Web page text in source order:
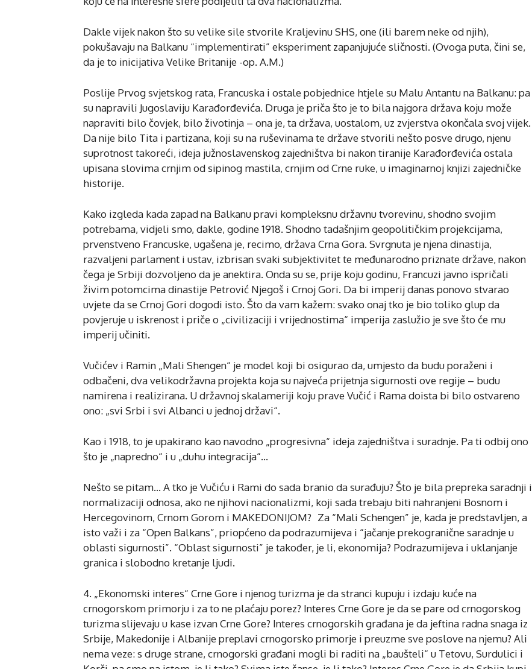
Dakle vijek nakon što su velike sile stvorile Kraljevinu SHS, one (ili barem neke od njih),
pokušavaju na Balkanu “implementirati” eksperiment zapanjujuće sličnosti. (Ovoga puta, čini se,
da je to inicijativa Velike Britanije -op. A.M.)
Poslije Prvog svjetskog rata, Francuska i ostale pobjednice htjele su Malu Antantu na Balkanu: pa
su napravili Jugoslaviju Karađorđevića. Druga je priča što je to bila najgora država koju može
napraviti bilo čovjek, bilo životinja – ona je, ta država, uostalom, uz zvjerstva okončala svoj vijek.
Da nije bilo Tita i partizana, koji su na ruševinama te države stvorili nešto posve drugo, njenu
suprotnost takoreći, ideja južnoslavenskog zajedništva bi nakon tiranije Karađorđevića ostala
upisana slovima crnjim od sipinog mastila, crnjim od Crne ruke, u imaginarnoj knjizi zajedničke
historije.
Kako izgleda kada zapad na Balkanu pravi kompleksnu državnu tvorevinu, shodno svojim
potrebama, vidjeli smo, dakle, godine 1918. Shodno tadašnjim geopolitičkim projekcijama,
prvenstveno Francuske, ugašena je, recimo, država Crna Gora. Svrgnuta je njena dinastija,
razvaljeni parlament i ustav, izbrisan svaki subjektivitet te međunarodno priznate države, nakon
čega je Srbiji dozvoljeno da je anektira. Onda su se, prije koju godinu, Francuzi javno ispričali
živim potomcima dinastije Petrović Njegoš i Crnoj Gori. Da bi imperij danas ponovo stvarao
uvjete da se Crnoj Gori dogodi isto. Što da vam kažem: svako onaj tko je bio toliko glup da
povjeruje u iskrenost i priče o „civilizaciji i vrijednostima“ imperija zaslužio je sve što će mu
imperij učiniti.
Vučićev i Ramin „Mali Shengen“ je model koji bi osigurao da, umjesto da budu poraženi i
odbačeni, dva velikodržavna projekta koja su najveća prijetnja sigurnosti ove regije – budu
namirena i realizirana. U državnoj skalameriji koju prave Vučić i Rama doista bi bilo ostvareno
ono: „svi Srbi i svi Albanci u jednoj državi“.
Kao i 1918, to je upakirano kao navodno „progresivna“ ideja zajedništva i suradnje. Pa ti odbij ono
što je „napredno“ i u „duhu integracija“…
Nešto se pitam… A tko je Vučiću i Rami do sada branio da surađuju? Što je bila prepreka saradnji i
normalizaciji odnosa, ako ne njihovi nacionalizmi, koji sada trebaju biti nahranjeni Bosnom i
Hercegovinom, Crnom Gorom i MAKEDONIJOM? Za “Mali Schengen” je, kada je predstavljen, a
isto važi i za “Open Balkans”, priopćeno da podrazumijeva i “jačanje prekogranične saradnje u
oblasti sigurnosti”. “Oblast sigurnosti” je također, je li, ekonomija? Podrazumijeva i uklanjanje
granica i slobodno kretanje ljudi.
4. „Ekonomski interes“ Crne Gore i njenog turizma je da stranci kupuju i izdaju kuće na
crnogorskom primorju i za to ne plaćaju porez? Interes Crne Gore je da se pare od crnogorskog
turizma slijevaju u kase izvan Crne Gore? Interes crnogorskih građana je da jeftina radna snaga iz
Srbije, Makedonije i Albanije preplavi crnogorsko primorje i preuzme sve poslove na njemu? Ali
nema veze: s druge strane, crnogorski građani mogli bi raditi na „baušteli“ u Tetovu, Surdulici i